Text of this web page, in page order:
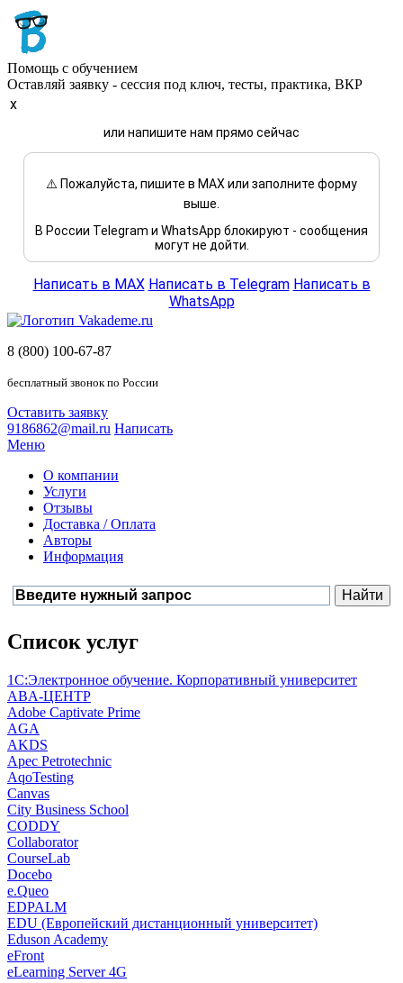
Помощь с обучением
Оставляй заявку - сессия под ключ, тесты, практика, ВКР
x
или напишите нам прямо сейчас
⚠️ Пожалуйста, пишите в MAX или заполните форму
выше.
В России Telegram и WhatsApp блокируют - сообщения
могут не дойти.
Написать в MAX Написать в Telegram Написать в
WhatsApp
8 (800) 100-67-87
бесплатный звонок по России
Оставить заявку
9186862@mail.ru Написать
Меню
О компании
Услуги
Отзывы
Доставка / Оплата
Авторы
Информация
Список услуг
1С:Электронное обучение. Корпоративный университет
ABA-ЦЕНТР
Adobe Captivate Prime
AGA
AKDS
Apec Petrotechnic
AqoTesting
Canvas
City Business School
CODDY
Collaborator
CourseLab
Docebo
e.Queo
EDPALM
EDU (Европейский дистанционный университет)
Eduson Academy
eFront
eLearning Server 4G